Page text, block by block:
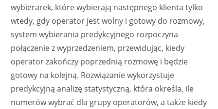
wybierarek, które wybierają następnego klienta tylko
wtedy, gdy operator jest wolny i gotowy do rozmowy,
system wybierania predykcyjnego rozpoczyna
połączenie z wyprzedzeniem, przewidując, kiedy
operator zakończy poprzednią rozmowę i będzie
gotowy na kolejną. Rozwiązanie wykorzystuje
predykcyjną analizę statystyczną, która określa, ile
numerów wybrać dla grupy operatorów, a także kiedy